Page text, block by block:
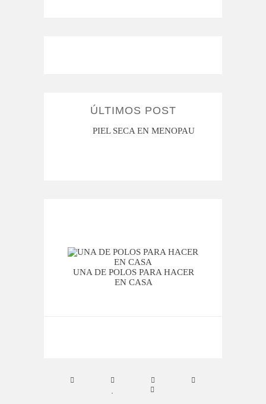
ÚLTIMOS POST
PIEL SECA EN MENOPAUSIA
UNA DE POLOS PARA HACER
EN CASA